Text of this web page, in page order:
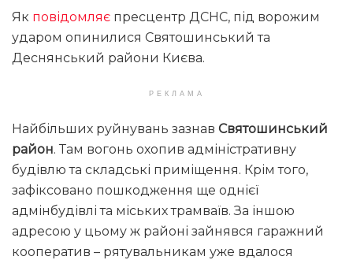
Як повідомляє пресцентр ДСНС, під ворожим
ударом опинилися Святошинський та
Деснянський райони Києва.
РЕКЛАМА
Найбільших руйнувань зазнав Святошинський
район. Там вогонь охопив адміністративну
будівлю та складські приміщення. Крім того,
зафіксовано пошкодження ще однієї
адмінбудівлі та міських трамваїв. За іншою
адресою у цьому ж районі зайнявся гаражний
кооператив – рятувальникам уже вдалося